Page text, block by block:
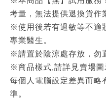
考量，無法提供退換貨作
※使用後若有過敏等不適
專業醫生。
※請置於陰涼處存放，勿
※商品樣式,請詳見賣場圖
每個人電腦設定差異而略
準。